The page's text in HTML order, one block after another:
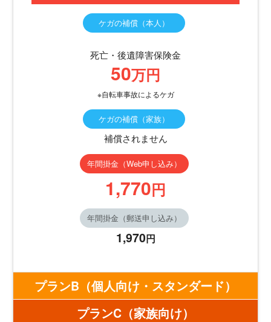
ケガの補償（本人）
死亡・後遺障害保険金
50万円
※自転車事故によるケガ
ケガの補償（家族）
補償されません
年間掛金（Web申し込み）
1,770円
年間掛金（郵送申し込み）
1,970円
プランB （個人向け・スタンダード）
プランC （家族向け）